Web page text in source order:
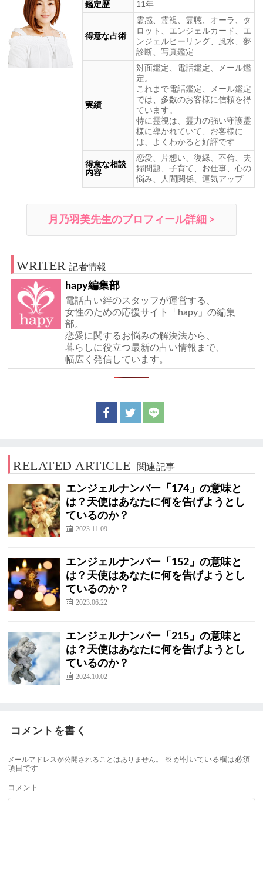
鑑定歴 11年
得意な占術
霊感、霊視、霊聴、オーラ、タ
ロット、エンジェルカード、エ
ンジェルヒーリング、風水、夢
診断、写真鑑定
実績
対面鑑定、電話鑑定、メール鑑
定。
これまで電話鑑定、メール鑑定
では、多数のお客様に信頼を得
ています。
特に霊視は、霊力の強い守護霊
様に導かれていて、お客様に
は、よくわかると好評です
得意な相談
内容
恋愛、片想い、復縁、不倫、夫
婦問題、子育て、お仕事、心の
悩み、人間関係、運気アップ
月乃羽美先生のプロフィール詳細 >
記者情報
hapy編集部
電話占い絆のスタッフが運営する、
女性のための応援サイト「hapy」の編集
部。
恋愛に関するお悩みの解決法から、
暮らしに役立つ最新の占い情報まで、
幅広く発信しています。
RELATED ARTICLE 関連記事
エンジェルナンバー「174」の意味と
は？天使はあなたに何を告げようとし
ているのか？
2023.11.09
エンジェルナンバー「152」の意味と
は？天使はあなたに何を告げようとし
ているのか？
2023.06.22
エンジェルナンバー「215」の意味と
は？天使はあなたに何を告げようとし
ているのか？
2024.10.02
コメントを書く
メールアドレスが公開されることはありません。 ※ が付いている欄は必須
項目です
コメント